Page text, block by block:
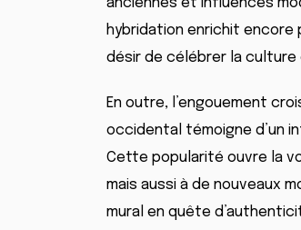
anciennes et influences
hybridation enrichit encore
désir de célébrer la culture
En outre, l’engouement
occidental témoigne d’un
Cette popularité ouvre la
mais aussi à de nouveaux
mural en quête